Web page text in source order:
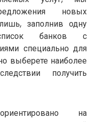
новых
заполнив одну
банков с
специально для
выберете наиболее
получить
на